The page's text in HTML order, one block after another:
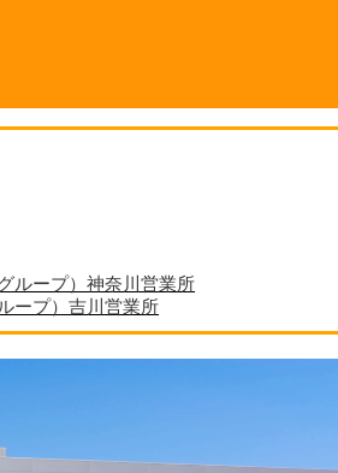
ループ）神奈川営業所
ープ）吉川営業所